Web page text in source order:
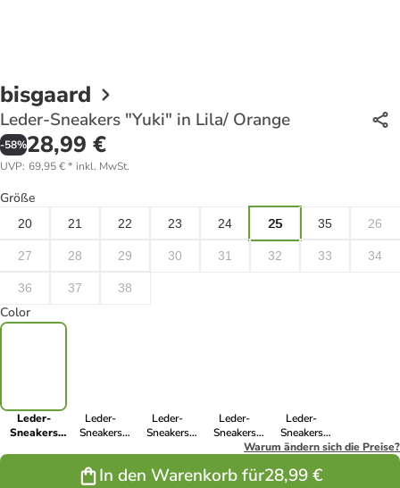
bisgaard
Leder-Sneakers "Yuki" in Lila/ Orange
-58%28,99 €
UVP: 69,95 €* inkl. MwSt.
Größe
20 21 22 23 24 25 35 26
27 28 29 30 31 32 33 34
36 37 38
Color
Leder-
Sneakers
Lila/ Orange
Leder-
Sneakers
Leder-
Sneakers
Leder-
Sneakers
"Yuki" in Gelb
Leder-
Sneakers
"Yuki" in
Rosa
Warum ändern sich die Preise?
In den Warenkorb für28,99 €